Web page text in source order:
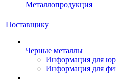
Металлопродукция
Поставщику
Черные металлы
Информация для
Информация для